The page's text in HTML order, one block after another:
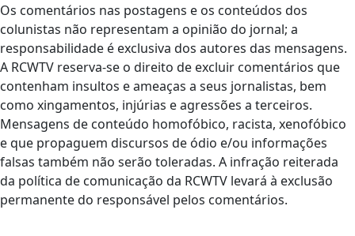
Os comentários nas postagens e os conteúdos dos
colunistas não representam a opinião do jornal; a
responsabilidade é exclusiva dos autores das mensagens.
A RCWTV reserva-se o direito de excluir comentários que
contenham insultos e ameaças a seus jornalistas, bem
como xingamentos, injúrias e agressões a terceiros.
Mensagens de conteúdo homofóbico, racista, xenofóbico
e que propaguem discursos de ódio e/ou informações
falsas também não serão toleradas. A infração reiterada
da política de comunicação da RCWTV levará à exclusão
permanente do responsável pelos comentários.